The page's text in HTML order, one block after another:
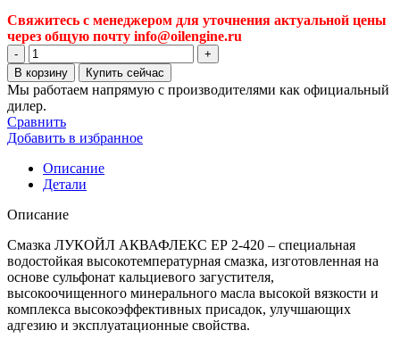
Свяжитесь с менеджером для уточнения актуальной цены
через общую почту info@oilengine.ru
Количество
товара
Пластичная
смазка
Лукойл
Аквафлекс
2-
420,
минеральное,
210
л
В корзину Купить сейчас
Мы работаем напрямую с производителями как официальный
дилер.
Сравнить
Добавить в избранное
Описание
Детали
Описание
Смазка ЛУКОЙЛ АКВАФЛЕКС ЕР 2-420 – специальная
водостойкая высокотемпературная смазка, изготовленная на
основе сульфонат кальциевого загустителя,
высокоочищенного минерального масла высокой вязкости и
комплекса высокоэффективных присадок, улучшающих
адгезию и эксплуатационные свойства.